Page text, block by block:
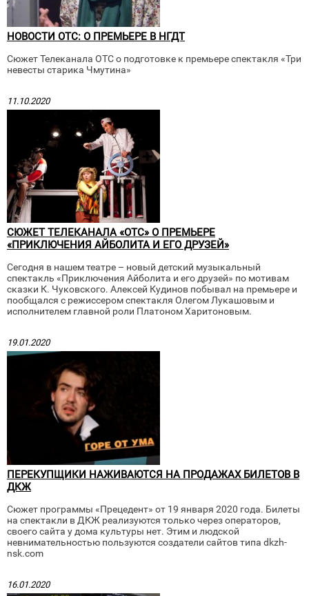
НОВОСТИ ОТС: О ПРЕМЬЕРЕ В НГДТ
Сюжет Телеканала ОТС о подготовке к премьере спектакля «Три
невесты старика Чмутина»
11.10.2020
СЮЖЕТ ТЕЛЕКАНАЛА «ОТС» О ПРЕМЬЕРЕ
«ПРИКЛЮЧЕНИЯ АЙБОЛИТА И ЕГО ДРУЗЕЙ»
Сегодня в нашем театре – новый детский музыкальный
спектакль «Приключения Айболита и его друзей» по мотивам
сказки К. Чуковского. Алексей Кудинов побывал на премьере и
пообщался с режиссером спектакля Олегом Лукашовым и
исполнителем главной роли Платоном Харитоновым.
19.01.2020
ПЕРЕКУПЩИКИ НАЖИВАЮТСЯ НА ПРОДАЖАХ БИЛЕТОВ В
ДКЖ
Сюжет программы «Прецедент» от 19 января 2020 года. Билеты
на спектакли в ДКЖ реализуются только через операторов,
своего сайта у дома культуры нет. Этим и людской
невнимательностью пользуются создатели сайтов типа dkzh-
nsk.com
16.01.2020